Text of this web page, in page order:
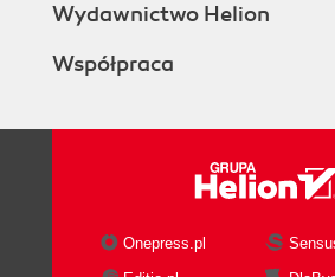
Skorowidz (393)
Wydawnictwo Helion
Współpraca
Onepress.pl